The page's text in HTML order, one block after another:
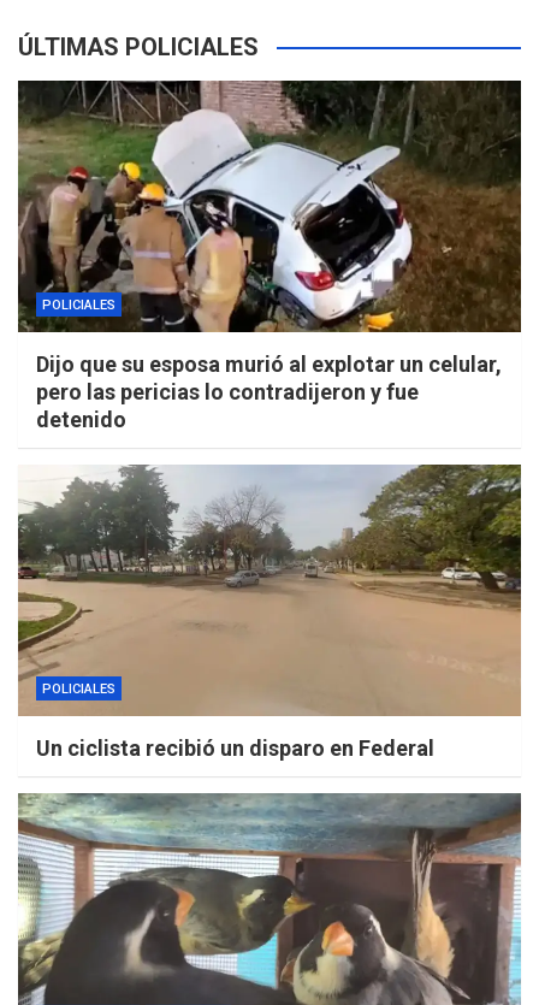
ÚLTIMAS POLICIALES
POLICIALES
Dijo que su esposa murió al explotar un celular,
pero las pericias lo contradijeron y fue
detenido
POLICIALES
Un ciclista recibió un disparo en Federal